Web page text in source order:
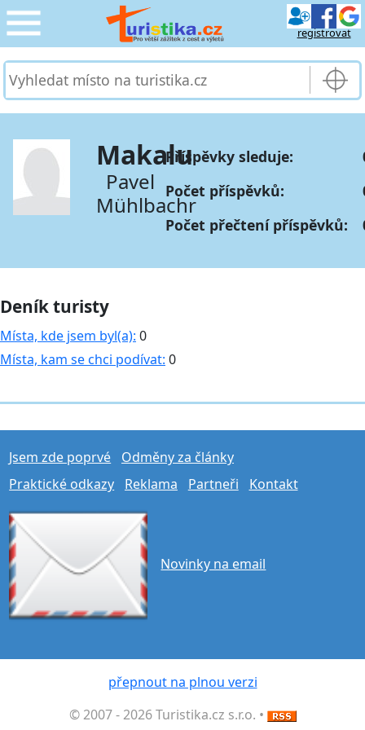
registrovat
CESTOVÁNÍ
SLUŽBY & DOPRAVA ›
PRO TURISTY ›
MOJE TURISTIKA ›
Makalu
Pavel
Mühlbachr
Příspěvky sleduje:
Počet příspěvků:
Počet přečtení příspěvků:
Deník turisty
Místa, kde jsem byl(a): 0
Místa, kam se chci podívat: 0
Jsem zde poprvé
Odměny za články
Praktické odkazy
Reklama Partneři Kontakt
Novinky na email
přepnout na plnou verzi
© 2007 - 2026 Turistika.cz s.r.o. •